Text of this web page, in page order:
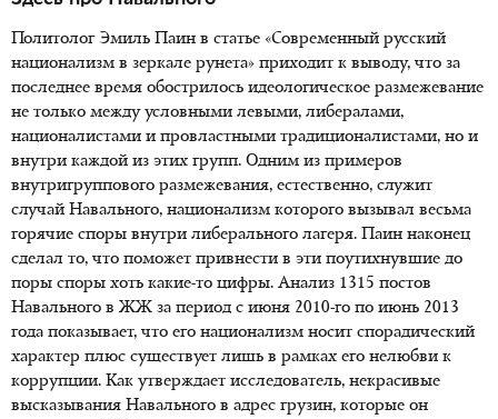
Политолог Эмиль Паин в статье «Современный русский
национализм в зеркале рунета» приходит к выводу, что за
последнее время обострилось идеологическое размежевание
не только между условными левыми, либералами,
националистами и провластными традиционалистами, но и
внутри каждой из этих групп. Одним из примеров
внутригруппового размежевания, естественно, служит
случай Навального, национализм которого вызывал весьма
горячие споры внутри либерального лагеря. Паин наконец
сделал то, что поможет привнести в эти поутихнувшие до
поры споры хоть какие-то цифры. Анализ 1315 постов
Навального в ЖЖ за период с июня 2010-го по июнь 2013
года показывает, что его национализм носит спорадический
характер плюс существует лишь в рамках его нелюбви к
коррупции. Как утверждает исследователь, некрасивые
высказывания Навального в адрес грузин, которые он